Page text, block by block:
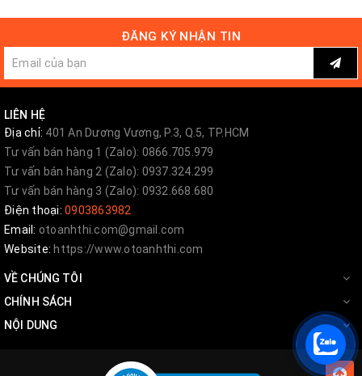
ĐĂNG KÝ NHẬN TIN
LIÊN HỆ
Địa chỉ: 401 An Dương Vương, P.3, Q.5, TP.HCM
Tư vấn bán hàng 1 (Zalo): 0866.705.979
Tư vấn bán hàng 2 (Zalo): 0937.324.299
Tư vấn bán hàng 3 (Zalo): 0932.668.680
Điện thoại: 0903863982
Email: otoanhthi.com@gmail.com
Website: https://www.otoanhthi.com
VỀ CHÚNG TÔI
CHÍNH SÁCH
NỘI DUNG